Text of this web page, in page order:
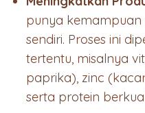
punya
sendiri. Proses ini
tertentu, misalnya
paprika), zinc
serta protein